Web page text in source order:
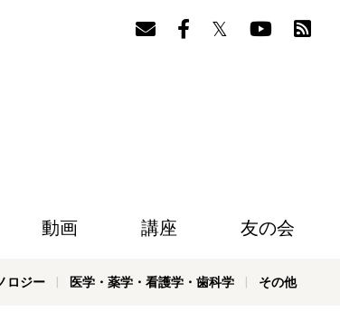
動画 講座 友の会
ロジー 医学・薬学・看護学・歯科学 その他